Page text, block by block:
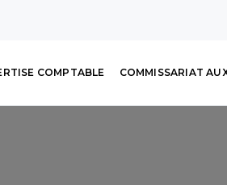
COMPTABLE COMMISSARIAT